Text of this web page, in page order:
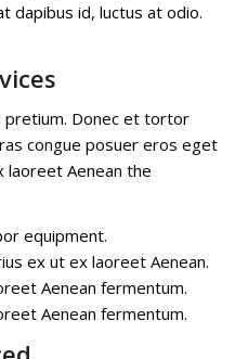
dapibus id, luctus at odio.
pretium. Donec et tortor
congue posuer eros eget
laoreet Aenean the
equipment.
ex ut ex laoreet Aenean.
Aenean fermentum.
Aenean fermentum.